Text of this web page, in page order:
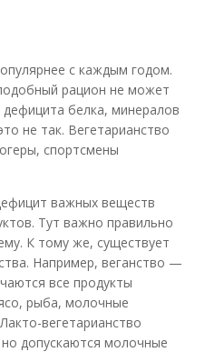
с каждым годом.
рацион не может
белка, минералов
не так. Вегетарианство
спортсмены
важных веществ
Тут важно правильно
К тому же, существует
Например, веганство —
все продукты
рыба, молочные
вегетарианство
допускаются молочные